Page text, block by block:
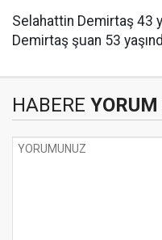
Selahattin Demirtaş 43
Demirtaş şuan 53
HABERE